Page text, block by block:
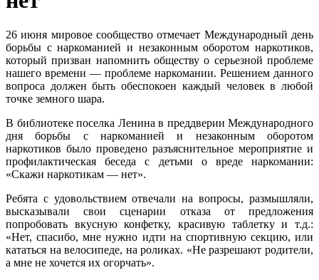
26 июня мировое сообщество отмечает Международный день
борьбы с наркоманией и незаконным оборотом наркотиков,
который призван напомнить обществу о серьезной проблеме
нашего времени — проблеме наркомании. Решением данного
вопроса должен быть обеспокоен каждый человек в любой
точке земного шара.
В библиотеке поселка Ленина в преддверии Международного
дня борьбы с наркоманией и незаконным оборотом
наркотиков было проведено разъяснительное мероприятие и
профилактическая беседа с детьми о вреде наркомании:
«Скажи наркотикам — нет».
Ребята с удовольствием отвечали на вопросы, размышляли,
высказывали свои сценарии отказа от предложения
попробовать вкусную конфетку, красивую таблетку и т.д.:
«Нет, спасибо, мне нужно идти на спортивную секцию, или
кататься на велосипеде, на роликах. «Не разрешают родители,
а мне не хочется их огорчать».